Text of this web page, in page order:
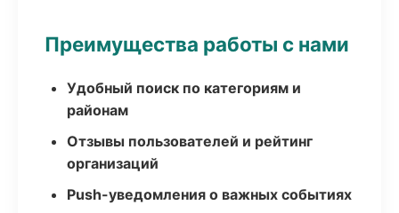
Преимущества работы с нами
Удобный поиск по категориям и
районам
Отзывы пользователей и рейтинг
организаций
Push-уведомления о важных событиях